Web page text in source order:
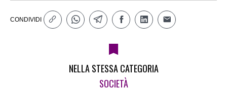
CONDIVIDI
NELLA STESSA CATEGORIA
SOCIETÀ